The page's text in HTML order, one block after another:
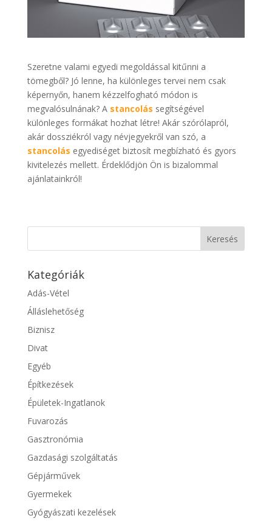
Szeretne valami egyedi megoldással kitűnni a
tömegből? Jó lenne, ha különleges tervei nem csak
képernyőn, hanem kézzelfogható módon is
megvalósulnának? A stancolás segítségével
különleges formákat hozhat létre! Akár szórólapról,
akár dossziékról vagy névjegyekről van szó, a
stancolás egyediséget biztosít megbízható és gyors
kivitelezés mellett. Érdeklődjön Ön is bizalommal
ajánlatainkról!
Kategóriák
Adás-Vétel
Álláslehetőség
Biznisz
Divat
Egyéb
Építkezések
Épületek-Ingatlanok
Fuvarozás
Gasztronómia
Gazdasági szolgáltatás
Gépjárművek
Gyermekek
Gyógyászati kezelések